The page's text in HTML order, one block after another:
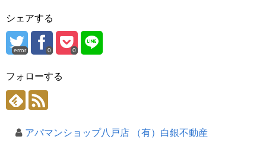
シェアする
error 0 0
フォローする
アパマンショップ八戸店 （有）白銀不動産